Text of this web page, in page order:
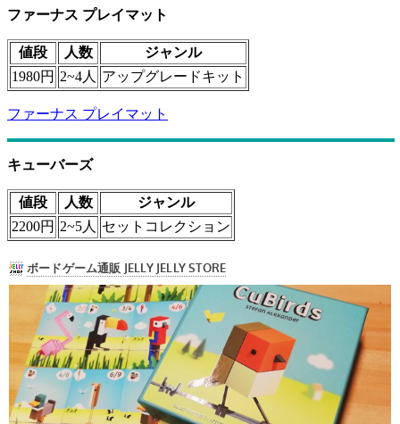
ファーナス プレイマット
値段 人数
ジャンル
1980円 2~4人 アップグレードキット
ファーナス プレイマット
キューバーズ
値段 人数
ジャンル
2200円 2~5人 セットコレクション